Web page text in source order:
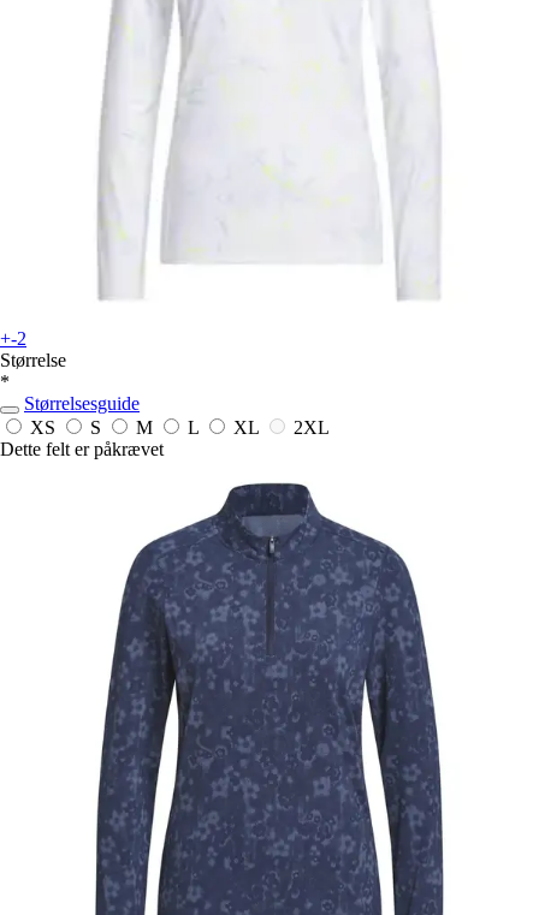
+-2
Størrelse
*
Størrelsesguide
XS
S M L XL
2XL
Dette felt er påkrævet